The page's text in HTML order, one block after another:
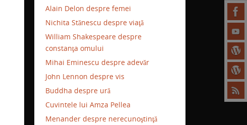
Alain Delon despre femei
Nichita Stănescu despre viaţă
William Shakespeare despre
constanţa omului
Mihai Eminescu despre adevăr
John Lennon despre vis
Buddha despre ură
Cuvintele lui Amza Pellea
Menander despre nerecunoştinţă